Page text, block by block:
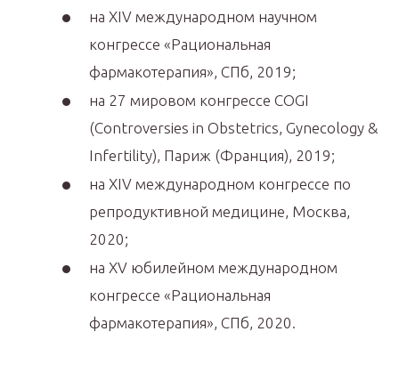
на XIV международном научном
конгрессе «Рациональная
фармакотерапия», СПб, 2019;
на 27 мировом конгрессе COGI
(Controversies in Obstetrics, Gynecology &
Infertility), Париж (Франция), 2019;
на XIV международном конгрессе по
репродуктивной медицине, Москва,
2020;
на XV юбилейном международном
конгрессе «Рациональная
фармакотерапия», СПб, 2020.